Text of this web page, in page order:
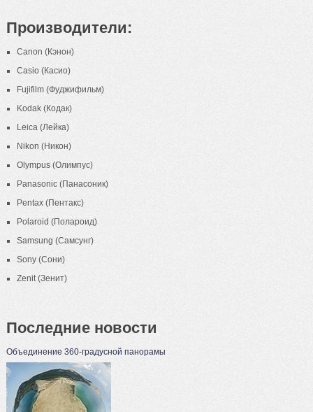
Производители:
Canon (Кэнон)
Casio (Касио)
Fujifilm (Фуджифильм)
Kodak (Кодак)
Leica (Лейка)
Nikon (Никон)
Olympus (Олимпус)
Panasonic (Панасоник)
Pentax (Пентакс)
Polaroid (Полароид)
Samsung (Самсунг)
Sony (Сони)
Zenit (Зенит)
Последние новости
Объединение 360-градусной панорамы